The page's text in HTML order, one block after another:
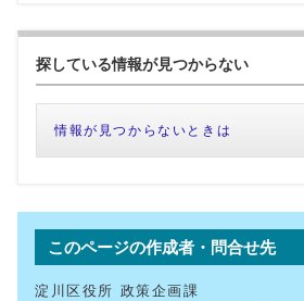
探している情報が見つからない
情報が見つからないときは
このページの作成者・問合せ先
淀川区役所 政策企画課